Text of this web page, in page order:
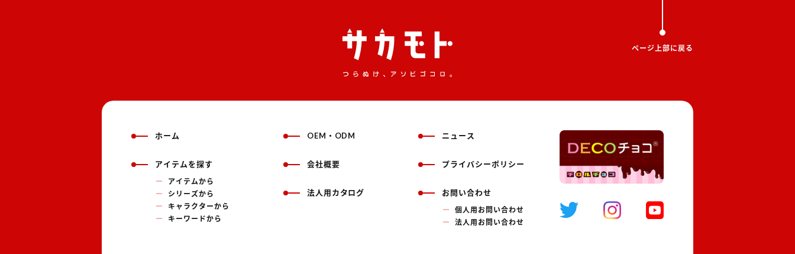
ホーム
アイテムを探す
アイテムから
シリーズから
キャラクターから
キーワードから
OEM・ODM
会社概要
法人用カタログ
ニュース
プライバシーポリシー
お問い合わせ
個人用お問い合わせ
法人用お問い合わせ
ページ上部に戻る